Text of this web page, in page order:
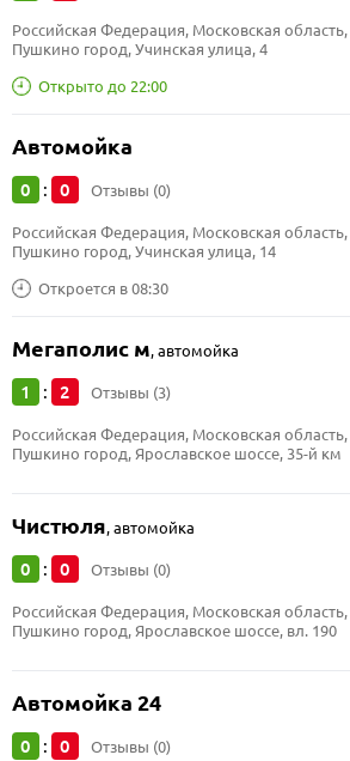
Открыто до 22:00
Российская Федерация, Московская область,
Пушкино город, Учинская улица, 4
Автомойка
0 : 0 Отзывы (0)
Откроется в 08:30
Российская Федерация, Московская область,
Пушкино город, Учинская улица, 14
Мегаполис м,автомойка
1 : 2 Отзывы (3)
Российская Федерация, Московская область,
Пушкино город, Ярославское шоссе, 35-й км
Чистюля,автомойка
0 : 0 Отзывы (0)
Российская Федерация, Московская область,
Пушкино город, Ярославское шоссе, вл. 190
Автомойка 24
0 : 0 Отзывы (0)